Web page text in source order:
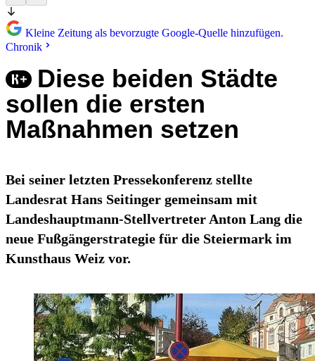
Kleine Zeitung als bevorzugte Google-Quelle hinzufügen.
Chronik
Diese beiden Städte
sollen die ersten
Maßnahmen setzen
Bei seiner letzten Pressekonferenz stellte
Landesrat Hans Seitinger gemeinsam mit
Landeshauptmann-Stellvertreter Anton Lang die
neue Fußgängerstrategie für die Steiermark im
Kunsthaus Weiz vor.